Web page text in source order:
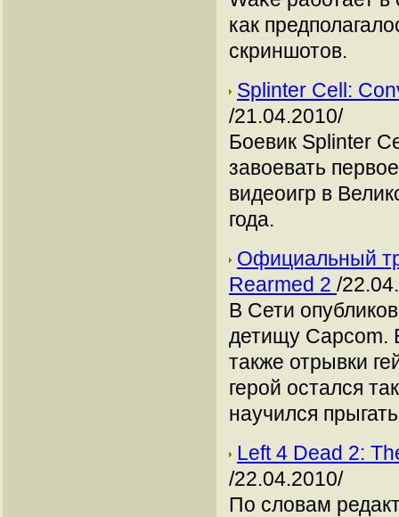
как
скриншотов.
Splinter Cell:
/21.04.2010/
Боевик Splinter
завоевать
видеоигр в
года.
Официальный
Rearmed 2 /
В Сети
детищу Capcom.
также отрывки
герой остался
научился
Left 4 Dead 2:
/22.04.2010/
По словам